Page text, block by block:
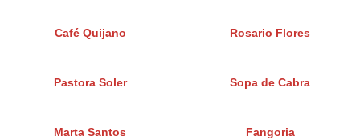
Café Quijano Rosario Flores
Pastora Soler Sopa de Cabra
Marta Santos Fangoria